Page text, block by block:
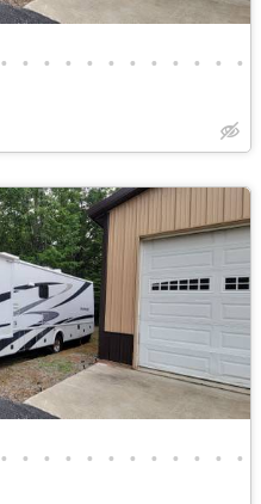
• • • • • • • • • • • •
• • • • • • • • • • • •